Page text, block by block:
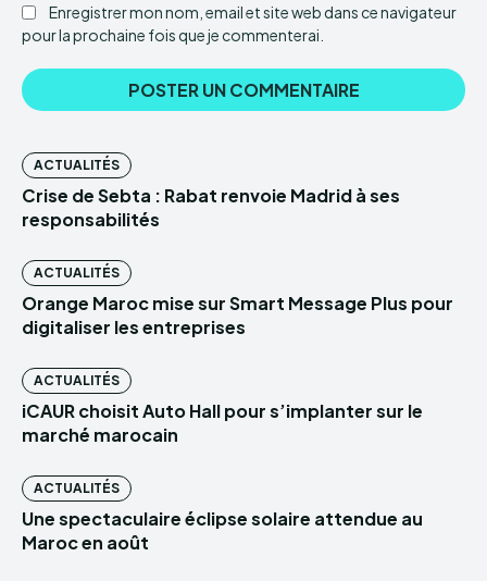
Enregistrer mon nom, email et site web dans ce navigateur
pour la prochaine fois que je commenterai.
ACTUALITÉS
Crise de Sebta : Rabat renvoie Madrid à ses
responsabilités
ACTUALITÉS
Orange Maroc mise sur Smart Message Plus pour
digitaliser les entreprises
ACTUALITÉS
iCAUR choisit Auto Hall pour s’implanter sur le
marché marocain
ACTUALITÉS
Une spectaculaire éclipse solaire attendue au
Maroc en août